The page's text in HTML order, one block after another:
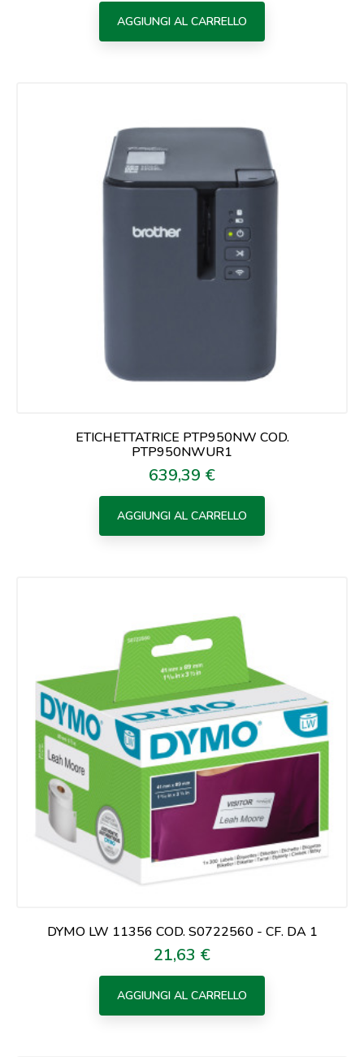
AGGIUNGI AL CARRELLO
ETICHETTATRICE PTP950NW COD.
PTP950NWUR1
Prezzo
639,39 €
AGGIUNGI AL CARRELLO
DYMO LW 11356 COD. S0722560 - CF. DA 1
Prezzo
21,63 €
AGGIUNGI AL CARRELLO